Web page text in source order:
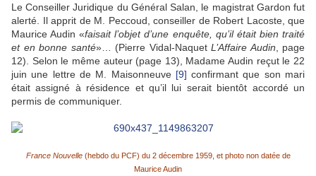
Le Conseiller Juridique du Général Salan, le magistrat Gardon fut
alerté. Il apprit de M. Peccoud, conseiller de Robert Lacoste, que
Maurice Audin «faisait l’objet d’une enquête, qu’il était bien traité
et en bonne santé»… (Pierre Vidal-Naquet L’Affaire Audin , page
12). Selon le même auteur (page 13), Madame Audin reçut le 22
juin une lettre de M. Maisonneuve [9] confirmant que son mari
était assigné à résidence et qu’il lui serait bientôt accordé un
permis de communiquer.
France Nouvelle(hebdo du PCF) du 2 décembre 1959, et photo non datée de
Maurice Audin